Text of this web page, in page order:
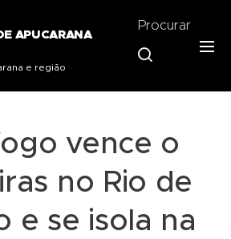
APUCARANA
e região
Procurar
vence o
no Rio de
e se isola na